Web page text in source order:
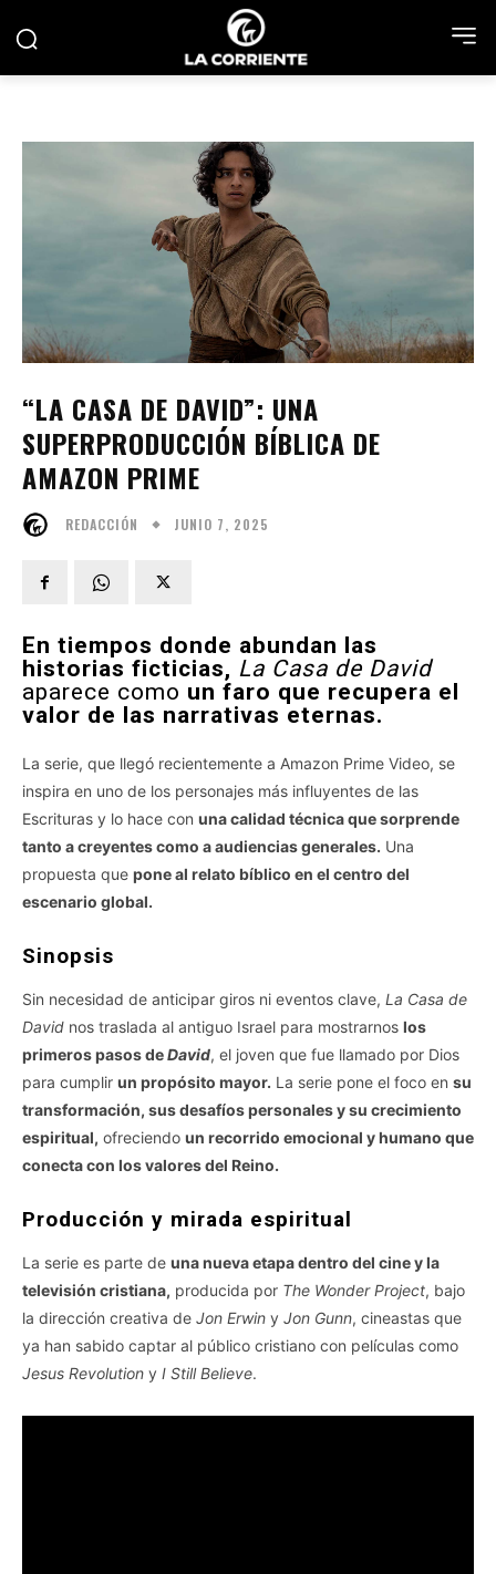
“LA CASA DE DAVID”: UNA
SUPERPRODUCCIÓN BÍBLICA DE
AMAZON PRIME
REDACCIÓN JUNIO 7, 2025
En tiempos donde abundan las
historias ficticias, La Casa de David
aparece como un faro que recupera el
valor de las narrativas eternas.
La serie, que llegó recientemente a Amazon Prime Video, se
inspira en uno de los personajes más influyentes de las
Escrituras y lo hace con una calidad técnica que sorprende
tanto a creyentes como a audiencias generales. Una
propuesta que pone al relato bíblico en el centro del
escenario global.
Sinopsis
Sin necesidad de anticipar giros ni eventos clave, La Casa de
David nos traslada al antiguo Israel para mostrarnos los
primeros pasos deDavid, el joven que fue llamado por Dios
para cumplir un propósito mayor. La serie pone el foco en su
transformación, sus desafíos personales y su crecimiento
espiritual, ofreciendo un recorrido emocional y humano que
conecta con los valores del Reino.
Producción y mirada espiritual
La serie es parte de una nueva etapa dentro del cine y la
televisión cristiana, producida por The Wonder Project, bajo
la dirección creativa de Jon Erwin y Jon Gunn, cineastas que
ya han sabido captar al público cristiano con películas como
Jesus Revolution y I Still Believe.